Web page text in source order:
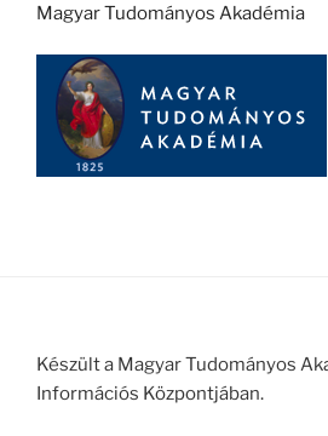
Magyar Tudományos Akadémia
Készült a Magyar Tudományos
Információs Központjában.